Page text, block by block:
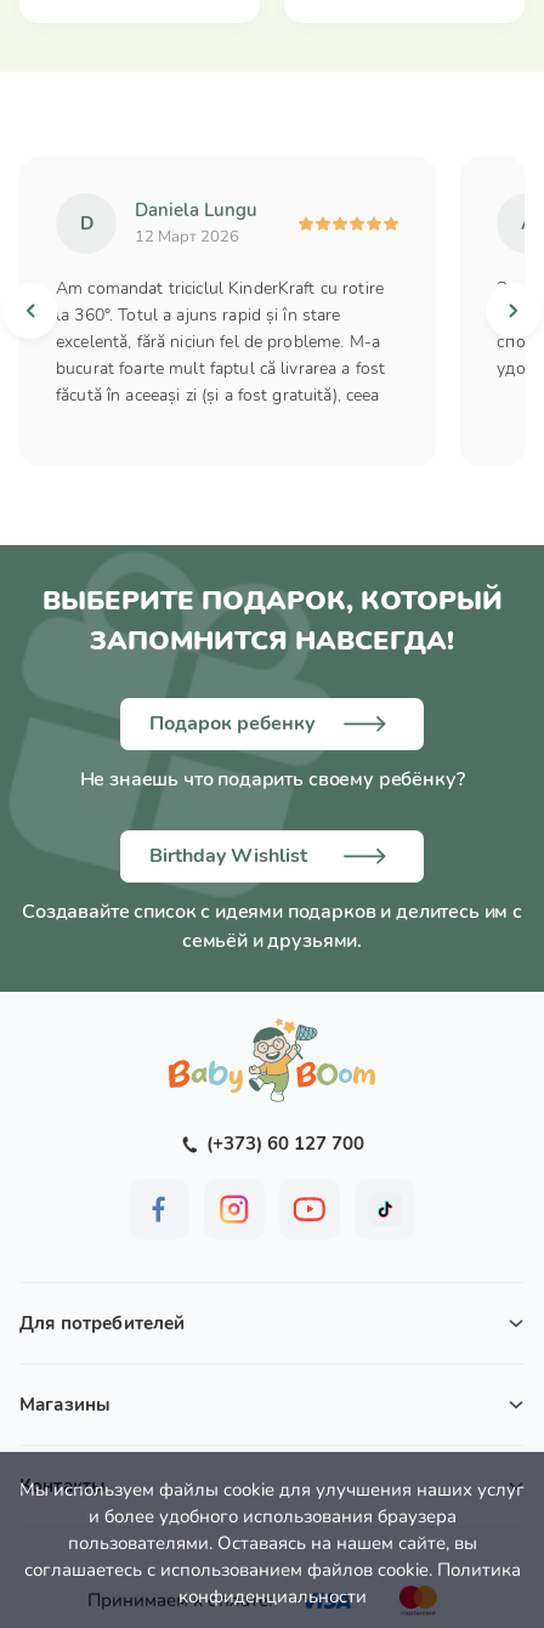
D
Daniela Lungu
12 Март 2026
Am comandat triciclul KinderKraft cu rotire
la 360°. Totul a ajuns rapid și în stare
excelentă, fără niciun fel de probleme. M-a
bucurat foarte mult faptul că livrarea a fost
făcută în aceeași zi (și a fost gratuită), ceea
А
ВЫБЕРИТЕ ПОДАРОК, КОТОРЫЙ
ЗАПОМНИТСЯ НАВСЕГДА!
Подарок ребенку
Не знаешь что подарить своему ребёнку?
Birthday Wishlist
Создавайте список с идеями подарков и делитесь им с
семьёй и друзьями.
(+373) 60 127 700
Для потребителей
Магазины
Контакты
Принимаем к оплате:
Мы используем файлы cookie для улучшения наших услуг
и более удобного использования браузера
пользователями. Оставаясь на нашем сайте, вы
соглашаетесь с использованием файлов cookie. Политика
конфиденциальности